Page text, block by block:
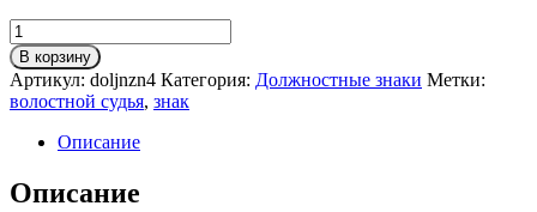
Количество
товара
Должностной
знак
"Волостной
судья"
Тобольской
губернии
РИ.
В корзину
Артикул: doljnzn4 Категория: Должностные знаки Метки:
волостной судья, знак
Описание
Описание